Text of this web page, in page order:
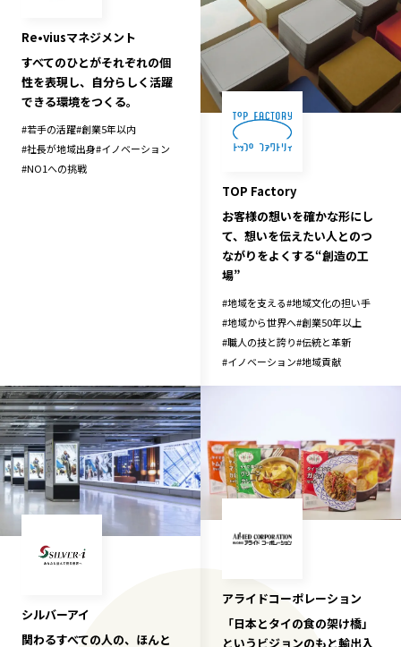
Re•viusマネジメント
すべてのひとがそれぞれの個
性を表現し、自分らしく活躍
できる環境をつくる。
#若手の活躍#創業5年以内
#社長が地域出身#イノベーション
#NO1への挑戦
TOP Factory
お客様の想いを確かな形にし
て、想いを伝えたい人とのつ
ながりをよくする“創造の工
場”
#地域を支える#地域文化の担い手
#地域から世界へ#創業50年以上
#職人の技と誇り#伝統と革新
#イノベーション#地域貢献
シルバーアイ
関わるすべての人の、ほんと
アライドコーポレーション
「日本とタイの食の架け橋」
というビジョンのもと輸出入